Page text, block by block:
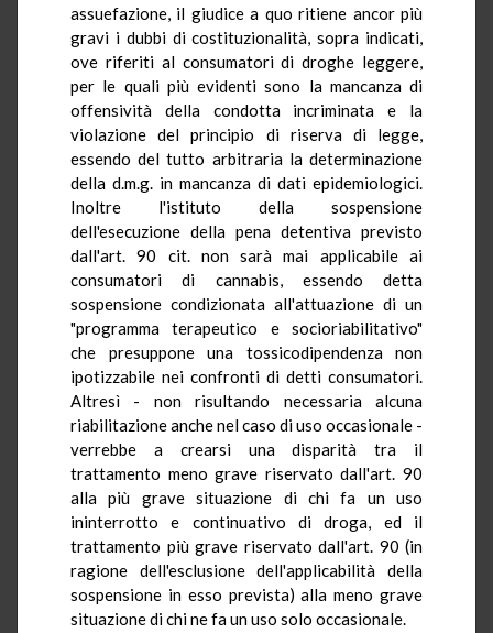
assuefazione, il giudice a quo ritiene ancor più
gravi i dubbi di costituzionalità, sopra indicati,
ove riferiti al consumatori di droghe leggere,
per le quali più evidenti sono la mancanza di
offensività della condotta incriminata e la
violazione del principio di riserva di legge,
essendo del tutto arbitraria la determinazione
della d.m.g. in mancanza di dati epidemiologici.
Inoltre l'istituto della sospensione
dell'esecuzione della pena detentiva previsto
dall'art. 90 cit. non sarà mai applicabile ai
consumatori di cannabis, essendo detta
sospensione condizionata all'attuazione di un
"programma terapeutico e socioriabilitativo"
che presuppone una tossicodipendenza non
ipotizzabile nei confronti di detti consumatori.
Altresì - non risultando necessaria alcuna
riabilitazione anche nel caso di uso occasionale -
verrebbe a crearsi una disparità tra il
trattamento meno grave riservato dall'art. 90
alla più grave situazione di chi fa un uso
ininterrotto e continuativo di droga, ed il
trattamento più grave riservato dall'art. 90 (in
ragione dell'esclusione dell'applicabilità della
sospensione in esso prevista) alla meno grave
situazione di chi ne fa un uso solo occasionale.